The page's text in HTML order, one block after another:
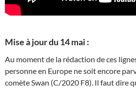
Mise à jour du 14 mai :
Au moment de la rédaction de ces
personne en Europe ne soit encore
comète Swan (C/2020 F8). Il faut dire